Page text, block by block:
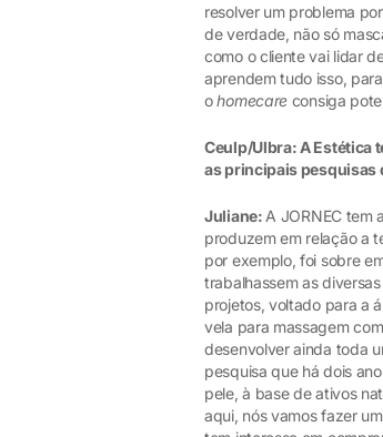
resolver um problema
de verdade, não só
como o cliente vai lidar
aprendem tudo isso,
ohomecare consiga
Ceulp/Ulbra: A Estética
as principais pesquisas
Juliane: A JORNEC tem
produzem em relação a
por exemplo, foi sobre
trabalhassem as
projetos, voltado para a
vela para massagem
desenvolver ainda toda
pesquisa que há dois
pele, à base de ativos
aqui, nós vamos fazer